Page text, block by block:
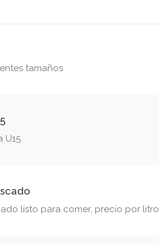
tamaños
U15
listo para comer, precio por litro